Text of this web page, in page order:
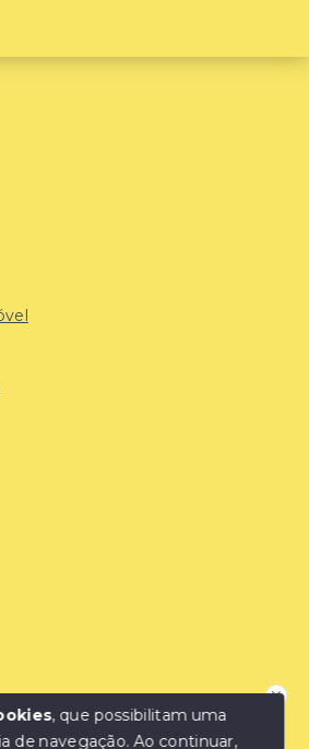
ideal com a IMOBREUNIG®:
as melhores oportunidades do
, que possibilitam uma
de navegação.Ao continuar,